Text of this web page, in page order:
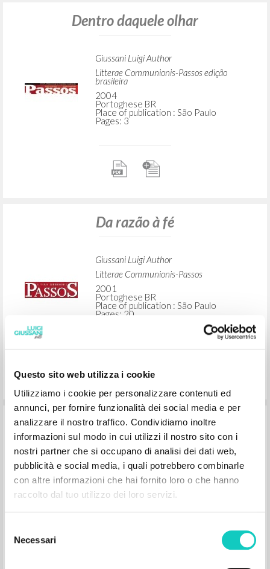
Questo sito web utilizza i cookie
Utilizziamo i cookie per personalizzare contenuti ed
annunci, per fornire funzionalità dei social media e per
analizzare il nostro traffico. Condividiamo inoltre
informazioni sul modo in cui utilizzi il nostro sito con i
nostri partner che si occupano di analisi dei dati web,
pubblicità e social media, i quali potrebbero combinarle
con altre informazioni che hai fornito loro o che hanno
raccolto dal tuo utilizzo dei loro servizi.
delNecessari
Dentro daquele olhar
Giussani Luigi Author
Litterae Communionis-Passos edição
brasileira
2004
Portoghese BR
Place of publication : São Paulo
Pages: 3
Da razão à fé
Giussani Luigi Author
Litterae Communionis-Passos
2001
Portoghese BR
Place of publication : São Paulo
Pages: 20
A fidelidade à oração
Giussani Luigi Author
Litterae Communionis-Passos edição
brasileira
2004